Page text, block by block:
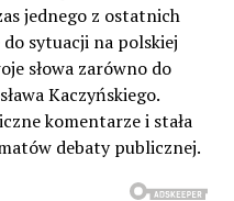
jednego z ostatnich
sytuacji na polskiej
słowa zarówno do
Kaczyńskiego.
komentarze i stała
debaty publicznej.